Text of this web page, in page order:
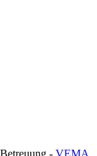
- VEMA